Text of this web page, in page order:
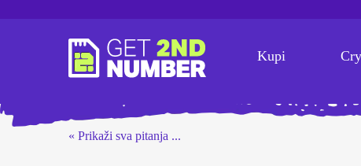
Kupi
« Prikaži sva pitanja ...